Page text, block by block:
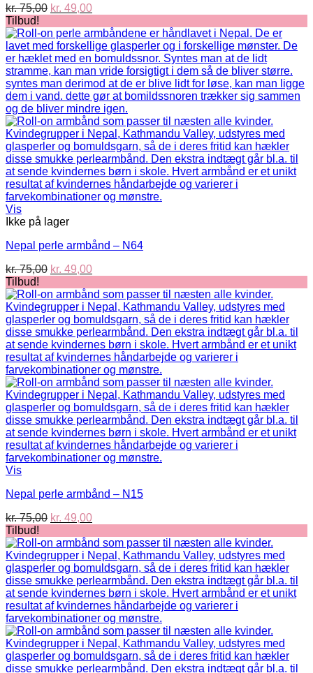
kr.75,00 Den
pris
var:
kr. 75,00.
kr. 49,00Den
pris
er:
kr. 49,00.
Tilbud!
Vis
Ikke på lager
Nepal perle armbånd – N64
kr.75,00 Den
pris
var:
kr. 75,00.
kr. 49,00Den
pris
er:
kr. 49,00.
Tilbud!
Vis
Nepal perle armbånd – N15
kr.75,00 Den
pris
var:
kr. 75,00.
kr. 49,00Den
pris
er:
kr. 49,00.
Tilbud!